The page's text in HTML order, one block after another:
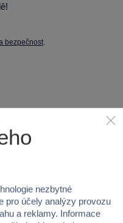
bezpečnost.
21002 nezbytné
pro účely analýzy provozu
a reklamy. Informace